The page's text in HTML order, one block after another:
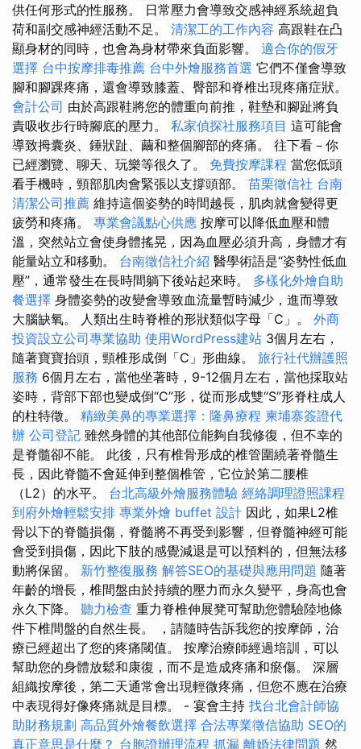
供任何形式的性服務。 日常壓力會導致交感神經系統超負
荷和副交感神經活動不足。 清潔工的工作內容 高跟鞋在凸
顯身材的同時，也會為身材帶來負面影響。 適合你的假牙
選擇 台中按摩排毒推薦 台中外燴服務首選 它們不僅會導致
腳和腳踝疼痛，還會導致膝蓋、臀部和脊椎出現疼痛症狀。
會計公司 由於高跟鞋將您的體重向前推，鞋墊和腳趾將負
責吸收步行時腳底的壓力。 私家偵探社服務項目 這可能會
導致拇囊炎、錘狀趾、繭和整個腳部的疼痛。 往下看－你
已經瀏覽、聊天、玩樂等很久了。 免費按摩課程 當您低頭
看手機時，頸部肌肉會緊張以支撐頭部。 苗栗徵信社 台南
清潔公司推薦 維持這個姿勢的時間越長，肌肉就會變得更
疲勞和疼痛。 專業會議點心供應 按摩可以降低血壓和體
溫，突然站立會使身體搖晃，因為血壓必須升高，身體才有
能量站立和移動。 台南徵信社介紹 醫學術語是“姿勢性低血
壓”，通常發生在長時間躺下後站起來時。 多樣化外燴自助
餐選擇 身體姿勢的改變會導致血流量暫時減少，進而導致
大腦缺氧。 人類出生時脊椎的形狀類似字母「C」。 外商
投資設立公司專業協助 使用WordPress建站 3個月左右，
隨著寶寶抬頭，頸椎形成倒「C」形曲線。 旅行社代辦護照
服務 6個月左右，當他坐著時，9-12個月左右，當他採取站
姿時，背部下部也變成倒“C”形，從而形成雙“S”形脊柱成人
的柱特徵。 精緻美鼻的專業選擇：隆鼻療程 柬埔寨簽證代
辦 公司登記 雖然身體的其他部位能夠自我修復，但不幸的
是脊髓卻不能。 此後，只有椎骨形成的椎管圍繞著脊髓生
長，因此脊髓不會延伸到整個椎管，它位於第二腰椎
（L2）的水平。 台北高級外燴服務體驗 經絡調理證照課程
到府外燴輕鬆安排 專業外燴 buffet 設計 因此，如果L2椎
骨以下的脊髓損傷，脊髓將不再受到影響，但脊髓神經可能
會受到損傷，因此下肢的感覺減退是可以預料的，但無法移
動將保留。 新竹整復服務 解答SEO的基礎與應用問題 隨著
年齡的增長，椎間盤由於持續的壓力而永久變平，身高也會
永久下降。 聽力檢查 重力脊椎伸展凳可幫助您體驗陸地條
件下椎間盤的自然生長。 ，請隨時告訴我您的按摩師，治
療已經超出了您的疼痛閾值。 按摩治療師經過培訓，可以
幫助您的身體放鬆和康復，而不是造成疼痛和瘀傷。 深層
組織按摩後，第二天通常會出現輕微疼痛，但您不應在治療
中表現得好像疼痛就是目標。 - 宴會主持 找台北會計師協
助財務規劃 高品質外燴餐飲選擇 合法專業徵信協助 SEO的
真正意思是什麼？ 台胞證辦理流程 抓漏 離婚法律問題 然